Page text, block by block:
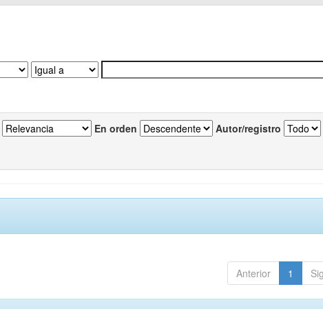
En orden Autor/registro
Anterior 1